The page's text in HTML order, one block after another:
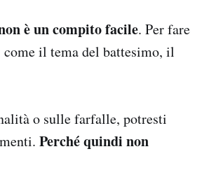
è un compito facile. Per fare
il tema del battesimo, il
o sulle farfalle, potresti
Perché quindi non